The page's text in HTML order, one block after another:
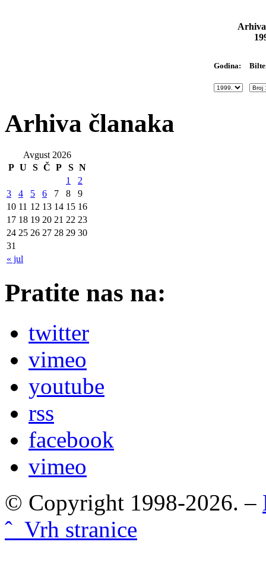
Godina:
Arhiva članaka
Avgust 2026
P U S Č P S N
« jul
1
2
3
4 5 6 7 8
9
10 11 12 13 14 15 16
17 18 19 20 21 22 23
24 25 26 27 28 29 30
31
Pratite nas na:
twitter
vimeo
youtube
rss
facebook
vimeo
© Copyright 1998-2026. –
ˆ Vrh stranice